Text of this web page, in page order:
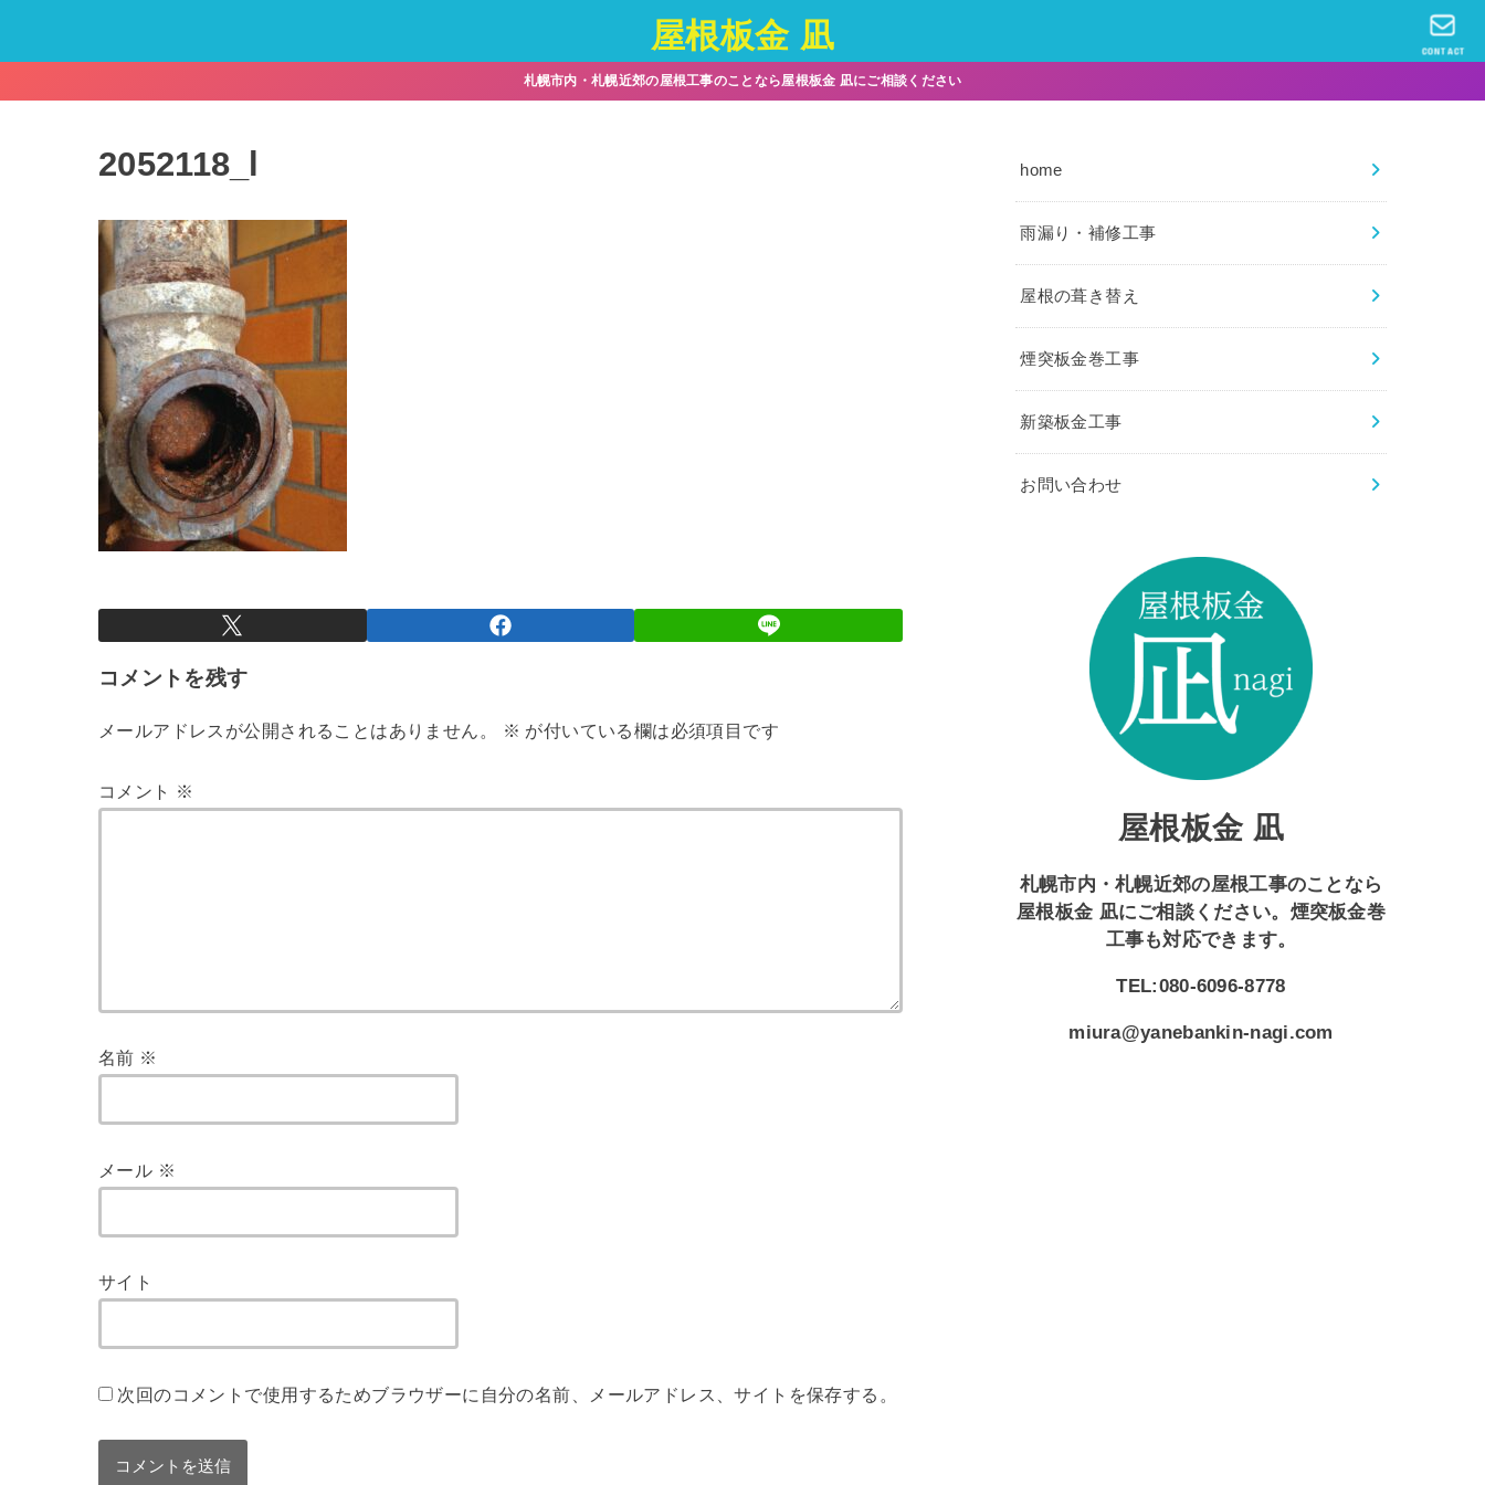
屋根板金 凪 CONTACT
札幌市内・札幌近郊の屋根工事のことなら屋根板金 凪にご相談ください
2052118_l
コメントを残す
メールアドレスが公開されることはありません。 ※ が付いている欄は必須項目です
コメント ※
名前 ※
メール ※
サイト
次回のコメントで使用するためブラウザーに自分の名前、メールアドレス、サイトを保存する。
home
雨漏り・補修工事
屋根の葺き替え
煙突板金巻工事
新築板金工事
お問い合わせ
屋根板金 凪
札幌市内・札幌近郊の屋根工事のことなら
屋根板金 凪にご相談ください。煙突板金巻
工事も対応できます。
TEL:080-6096-8778
miura@yanebankin-nagi.com